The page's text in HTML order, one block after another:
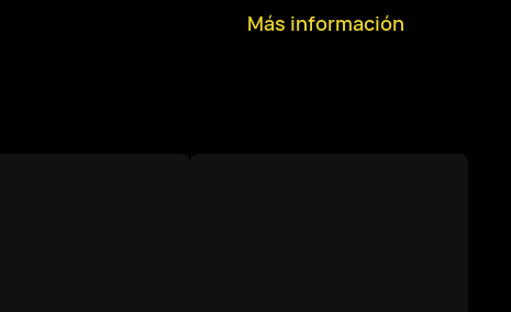
Más información